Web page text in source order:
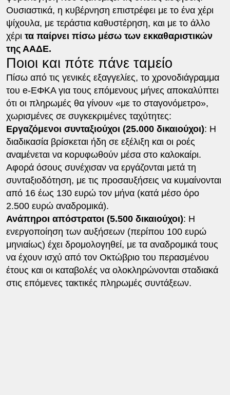
Ουσιαστικά, η κυβέρνηση επιστρέφει με το ένα χέρι
ψίχουλα, με τεράστια καθυστέρηση, και με το άλλο
χέρι τα παίρνει πίσω μέσω των εκκαθαριστικών
της ΑΑΔΕ.
Ποιοι και πότε πάνε ταμείο
Πίσω από τις γενικές εξαγγελίες, το χρονοδιάγραμμα
του e-ΕΦΚΑ για τους επόμενους μήνες αποκαλύπτει
ότι οι πληρωμές θα γίνουν «με το σταγονόμετρο»,
χωρισμένες σε συγκεκριμένες ταχύτητες:
Εργαζόμενοι συνταξιούχοι (25.000 δικαιούχοι): Η
διαδικασία βρίσκεται ήδη σε εξέλιξη και οι ροές
αναμένεται να κορυφωθούν μέσα στο καλοκαίρι.
Αφορά όσους συνέχισαν να εργάζονται μετά τη
συνταξιοδότηση, με τις προσαυξήσεις να κυμαίνονται
από 16 έως 130 ευρώ τον μήνα (κατά μέσο όρο
2.500 ευρώ αναδρομικά).
Ανάπηροι απόστρατοι (5.500 δικαιούχοι): Η
ενεργοποίηση των αυξήσεων (περίπου 100 ευρώ
μηνιαίως) έχει δρομολογηθεί, με τα αναδρομικά τους
να έχουν ισχύ από τον Οκτώβριο του περασμένου
έτους και οι καταβολές να ολοκληρώνονται σταδιακά
στις επόμενες τακτικές πληρωμές συντάξεων.